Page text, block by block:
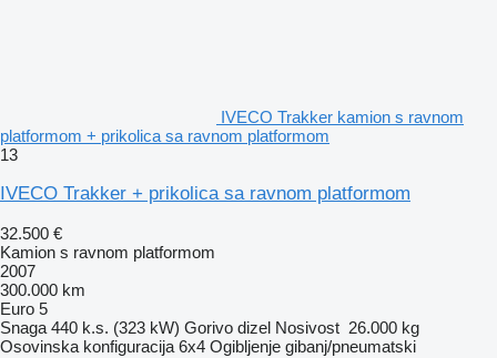
IVECO Trakker kamion s ravnom
platformom + prikolica sa ravnom platformom
13
IVECO Trakker + prikolica sa ravnom platformom
32.500 €
Kamion s ravnom platformom
2007
300.000 km
Euro 5
Snaga 440 k.s. (323 kW) Gorivo dizel Nosivost 26.000 kg
Osovinska konfiguracija 6x4 Ogibljenje gibanj/pneumatski